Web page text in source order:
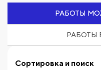
РАБОТЫ
РАБОТЫ
Сортировка и поиск